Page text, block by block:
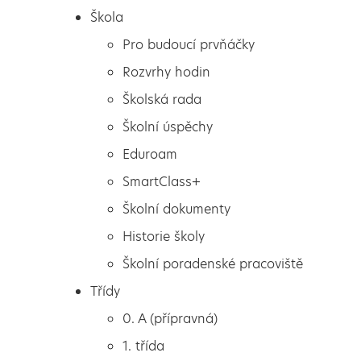
Pro budoucí prvňáčky
Rozvrhy hodin
Školská rada
Škola
Pro budoucí prvňáčky
Rozvrhy hodin
Školská rada
Školní úspěchy
Eduroam
SmartClass+
Školní dokumenty
Historie školy
Školní poradenské pracoviště
Třídy
0. A (přípravná)
1. třída
Zápis do 1. ročníku pro
školní rok 2023/2024